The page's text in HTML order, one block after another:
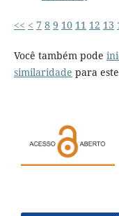
<< < 7 8 9 10 11 12 13
Você também pode
similaridade para